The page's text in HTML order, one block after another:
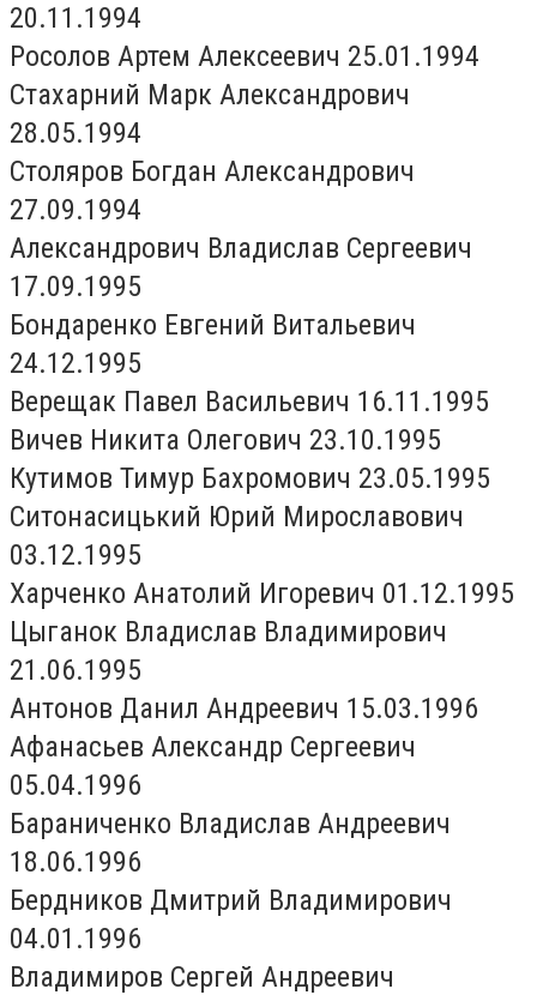
20.11.1994
Росолов Артем Алексеевич 25.01.1994
Стахарний Марк Александрович
28.05.1994
Столяров Богдан Александрович
27.09.1994
Александрович Владислав Сергеевич
17.09.1995
Бондаренко Евгений Витальевич
24.12.1995
Верещак Павел Васильевич 16.11.1995
Вичев Никита Олегович 23.10.1995
Кутимов Тимур Бахромович 23.05.1995
Ситонасицький Юрий Мирославович
03.12.1995
Харченко Анатолий Игоревич 01.12.1995
Цыганок Владислав Владимирович
21.06.1995
Антонов Данил Андреевич 15.03.1996
Афанасьев Александр Сергеевич
05.04.1996
Бараниченко Владислав Андреевич
18.06.1996
Бердников Дмитрий Владимирович
04.01.1996
Владимиров Сергей Андреевич